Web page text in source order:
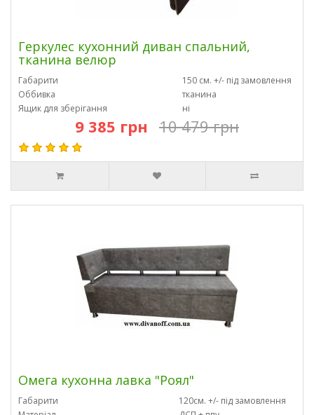
Геркулес кухонний диван спальний,
тканина велюр
Габарити
150 см. +/- під замовлення
Оббивка
тканина
Ящик для зберігання
ні
9 385 грн 10 479 грн
Омега кухонна лавка "Роял"
Габарити
120см. +/- під замовлення